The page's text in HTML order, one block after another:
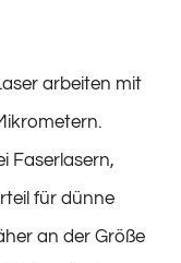
arbeiten mit
Faserlasern,
für dünne
an der Größe